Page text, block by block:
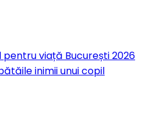
pentru viață București 2026
inimii unui copil